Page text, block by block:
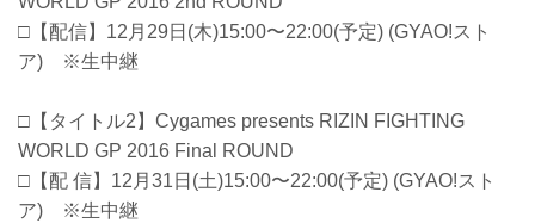
□【配信】12月29日(木)15:00〜22:00(予定) (GYAO!スト
ア) ※生中継
□【タイトル2】Cygames presents RIZIN FIGHTING
WORLD GP 2016 Final ROUND
□【配 信】12月31日(土)15:00〜22:00(予定) (GYAO!スト
ア) ※生中継